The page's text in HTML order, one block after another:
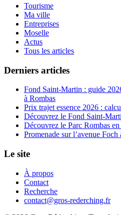
Tourisme
Ma ville
Entreprises
Moselle
Actus
Tous les articles
Derniers articles
Fond Saint-Martin : guide
à Rombas
Prix trajet essence 2026 :
Découvrez le Fond Saint-
Découvrez le Parc Rombas
Promenade sur l’avenue
Le site
À propos
Contact
Recherche
contact@gros-rederching.fr